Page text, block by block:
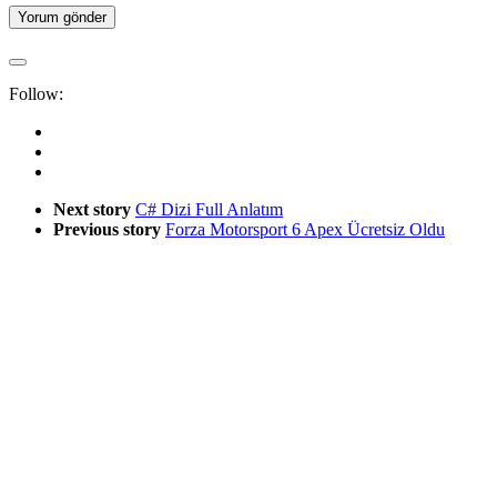
Follow:
Next story C# Dizi Full Anlatım
Previous story Forza Motorsport 6 Apex Ücretsiz Oldu